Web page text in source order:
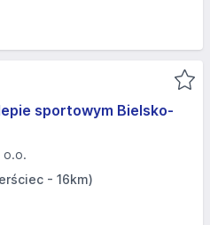
sportowym Bielsko-
o.o.
- 16km)